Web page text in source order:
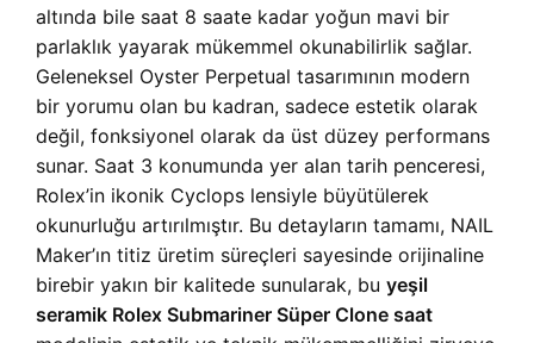
altında bile saat 8 saate kadar yoğun mavi bir
parlaklık yayarak mükemmel okunabilirlik sağlar.
Geleneksel Oyster Perpetual tasarımının modern
bir yorumu olan bu kadran, sadece estetik olarak
değil, fonksiyonel olarak da üst düzey performans
sunar. Saat 3 konumunda yer alan tarih penceresi,
Rolex’in ikonik Cyclops lensiyle büyütülerek
okunurluğu artırılmıştır. Bu detayların tamamı, NAIL
Maker’ın titiz üretim süreçleri sayesinde orijinaline
birebir yakın bir kalitede sunularak, bu yeşil
seramik Rolex Submariner Süper Clone saat